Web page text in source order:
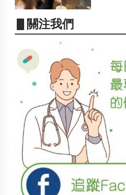
▋關注我們